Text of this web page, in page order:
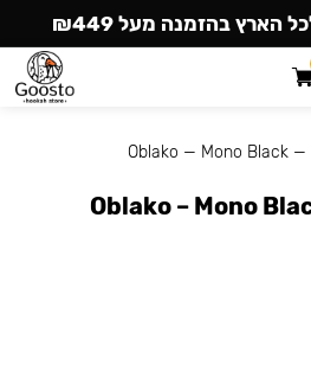
Oblako — Mono Black —
Oblako – Mono
הארץ בהזמנה מעל ₪449